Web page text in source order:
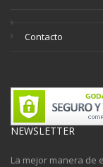
Contacto
NEWSLETTER
La mejor manera de